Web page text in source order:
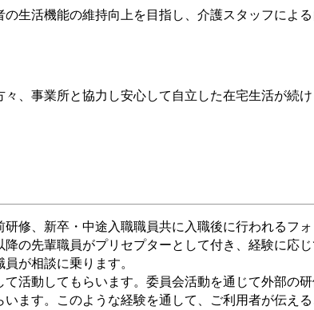
生活機能の維持向上を目指し、介護スタッフによ
、事業所と協力し安心して自立した在宅生活が続
修、新卒・中途入職職員共に入職後に行われるフ
の先輩職員がプリセプターとして付き、経験に応
が相談に乗ります。
活動してもらいます。委員会活動を通じて外部の
ます。このような経験を通して、ご利用者が伝え